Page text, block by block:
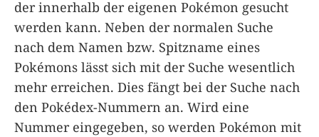
der innerhalb der eigenen Pokémon gesucht
werden kann. Neben der normalen Suche
nach dem Namen bzw. Spitzname eines
Pokémons lässt sich mit der Suche wesentlich
mehr erreichen. Dies fängt bei der Suche nach
den Pokédex-Nummern an. Wird eine
Nummer eingegeben, so werden Pokémon mit